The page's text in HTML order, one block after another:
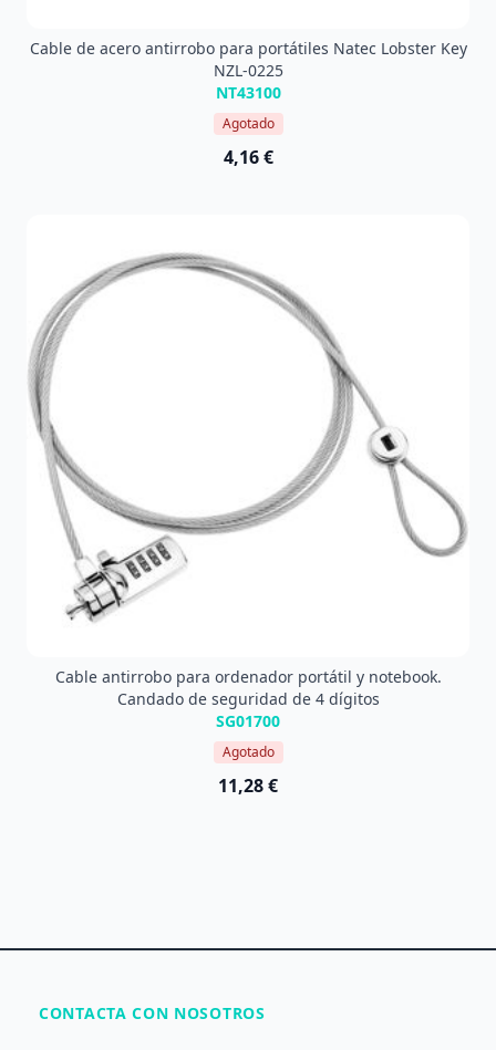
Cable de acero antirrobo para portátiles Natec Lobster Key
NZL-0225
NT43100
Agotado
4,16 €
Cable antirrobo para ordenador portátil y notebook.
Candado de seguridad de 4 dígitos
SG01700
Agotado
11,28 €
CONTACTA CON NOSOTROS